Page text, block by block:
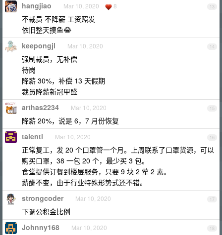
13
hangjiao Mar 10, 2020 8
不裁员 不降薪 工资照发
依旧整天摸鱼😂
14
keepongjl Mar 10, 2020
强制裁员，无补偿
待岗
降薪 30%，补偿 13 天假期
裁员降薪新冠甲醛
15
arthas2234 Mar 10, 2020
降薪 20%，说是 6，7 月份恢复
16
talentl Mar 10, 2020
正常复工，发 20 个口罩管一个月。上周联系了口罩货源，可以
购买口罩，38 一包 20 个，最少买 3 包。
食堂提供订餐到楼层服务，只要 9 块 2 荤 2 素。
薪酬不变，由于行业特殊形势式还不错。
17
strongcoder Mar 10, 2020
下调公积金比例
18
Johnny168 Mar 10, 2020